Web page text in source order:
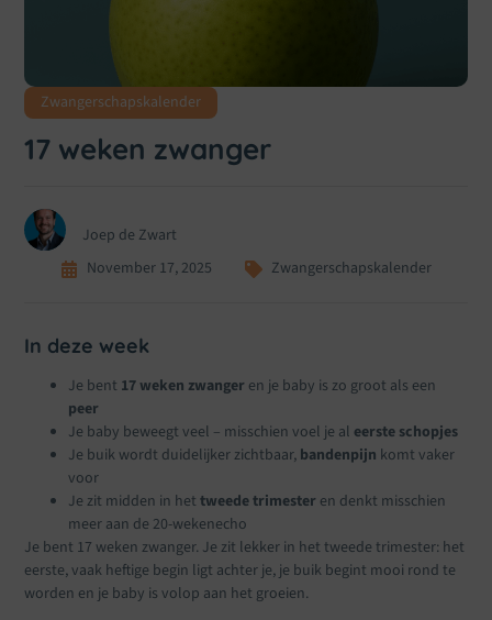
Zwangerschapskalender
17 weken zwanger
Joep de Zwart
November 17, 2025
Zwangerschapskalender
In deze week
Je bent 17 weken zwanger en je baby is zo groot als een
peer
Je baby beweegt veel – misschien voel je al eerste schopjes
Je buik wordt duidelijker zichtbaar, bandenpijn komt vaker
voor
Je zit midden in hettweede trimester en denkt misschien
meer aan de 20-wekenecho
Je bent 17 weken zwanger. Je zit lekker in het tweede trimester: het
eerste, vaak heftige begin ligt achter je, je buik begint mooi rond te
worden en je baby is volop aan het groeien.